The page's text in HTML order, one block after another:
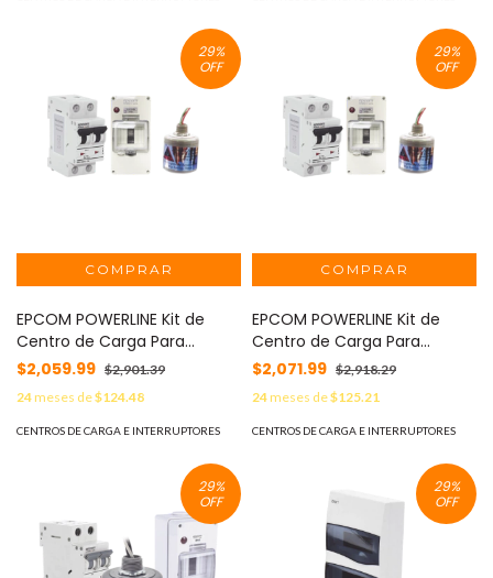
29%
OFF
EPCOM POWERLINE Kit de
Centro de Carga Para
Corriente Directa, Breaker de
hasta 800 Vcc de 32 A con
Supresor de Descargas
Atmosféricas. MOD: PL32ACD
$2,059.99 $2,901.39
24meses de$124.48
CENTROS DE CARGA E INTERRUPTORES
29%
OFF
EPCOM POWERLINE Kit de
Centro de Carga Para
Corriente Directa, Breaker de
hasta 800 Vcc de 20 A con
Supresor de Descargas
Atmosféricas. MOD: PL20ACD
$2,071.99 $2,918.29
24meses de$125.21
CENTROS DE CARGA E INTERRUPTORES
29%
OFF
29%
OFF